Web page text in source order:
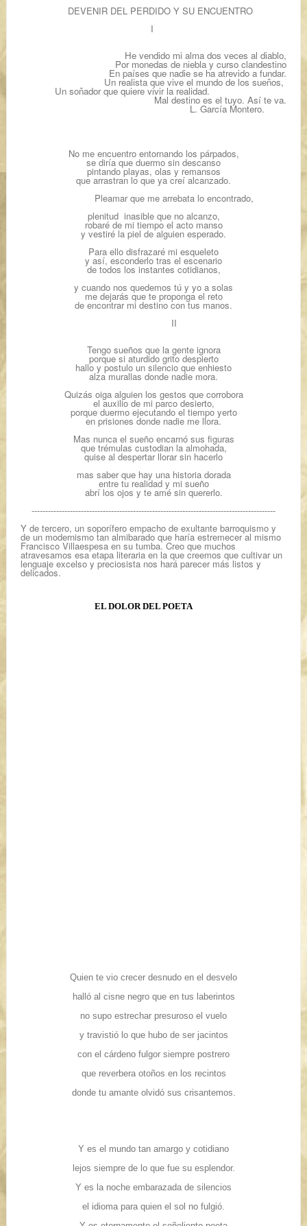
DEVENIR DEL PERDIDO Y SU ENCUENTRO
I
He vendido mi alma dos veces al diablo,
Por monedas de niebla y curso clandestino
En países que nadie se ha atrevido a fundar.
Un realista que vive el mundo de los sueños,
Un soñador que quiere vivir la realidad.
Mal destino es el tuyo. Así te va.
L. García Montero.
No me encuentro entornando los párpados,
se diría que duermo sin descanso
pintando playas, olas y remansos
que arrastran lo que ya creí alcanzado.
Pleamar que me arrebata lo encontrado,
plenitud inasible que no alcanzo,
robaré de mi tiempo el acto manso
y vestiré la piel de alguien esperado.
Para ello disfrazaré mi esqueleto
y así, esconderlo tras el escenario
de todos los instantes cotidianos,
y cuando nos quedemos tú y yo a solas
me dejarás que te proponga el reto
de encontrar mi destino con tus manos.
II
Tengo sueños que la gente ignora
porque si aturdido grito despierto
hallo y postulo un silencio que enhiesto
alza murallas donde nadie mora.
Quizás oiga alguien los gestos que corrobora
el auxilio de mi parco desierto,
porque duermo ejecutando el tiempo yerto
en prisiones donde nadie me llora.
Mas nunca el sueño encarnó sus figuras
que trémulas custodian la almohada,
quise al despertar llorar sin hacerlo
mas saber que hay una historia dorada
entre tu realidad y mi sueño
abrí los ojos y te amé sin quererlo.
-----------------------------------------------------------------------------------------
Y de tercero, un soporífero empacho de exultante barroquismo y
de un modernismo tan almibarado que haría estremecer al mismo
Francisco Villaespesa en su tumba. Creo que muchos
atravesamos esa etapa literaria en la que creemos que cultivar un
lenguaje excelso y preciosista nos hará parecer más listos y
delicados.
EL DOLOR DEL POETA
Quien te vio crecer desnudo en el desvelo
halló al cisne negro que en tus laberintos
no supo estrechar presuroso el vuelo
y travistió lo que hubo de ser jacintos
con el cárdeno fulgor siempre postrero
que reverbera otoños en los recintos
donde tu amante olvidó sus crisantemos.
Y es el mundo tan amargo y cotidiano
lejos siempre de lo que fue su esplendor.
Y es la noche embarazada de silencios
el idioma para quien el sol no fulgió.